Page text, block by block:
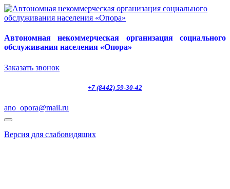
Автономная некоммерческая организация социального
обслуживания населения «Опора»
Заказать звонок
+7 (8442) 59-30-42
ano_opora@mail.ru
Версия для слабовидящих